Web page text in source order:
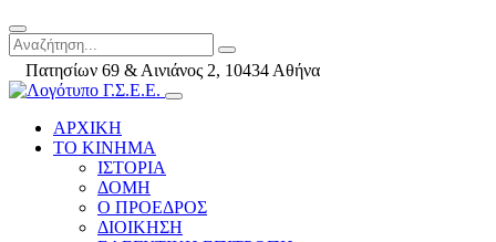
Πατησίων 69 & Αινιάνος 2, 10434 Αθήνα
ΑΡΧΙΚΗ
ΤΟ ΚΙΝΗΜΑ
ΙΣΤΟΡΙΑ
ΔΟΜΗ
Ο ΠΡΟΕΔΡΟΣ
ΔΙΟΙΚΗΣΗ